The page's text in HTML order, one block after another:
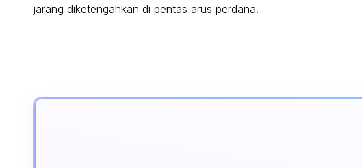
jarang diketengahkan di pentas arus perdana.